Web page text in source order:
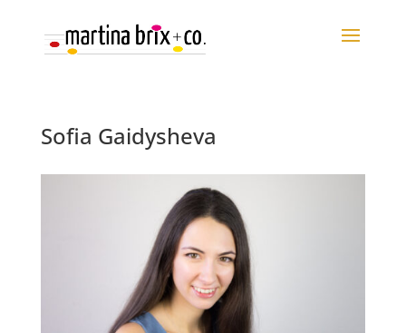
Sofia Gaidysheva